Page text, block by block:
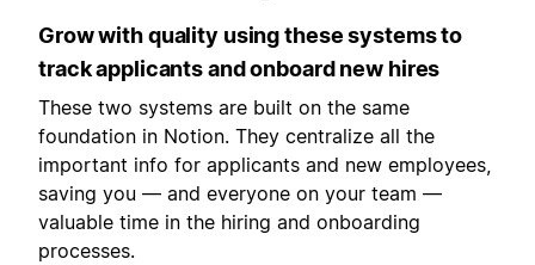
Grow with quality using these systems to
track applicants and onboard new hires
These two systems are built on the same
foundation in Notion. They centralize all the
important info for applicants and new employees,
saving you — and everyone on your team —
valuable time in the hiring and onboarding
processes.